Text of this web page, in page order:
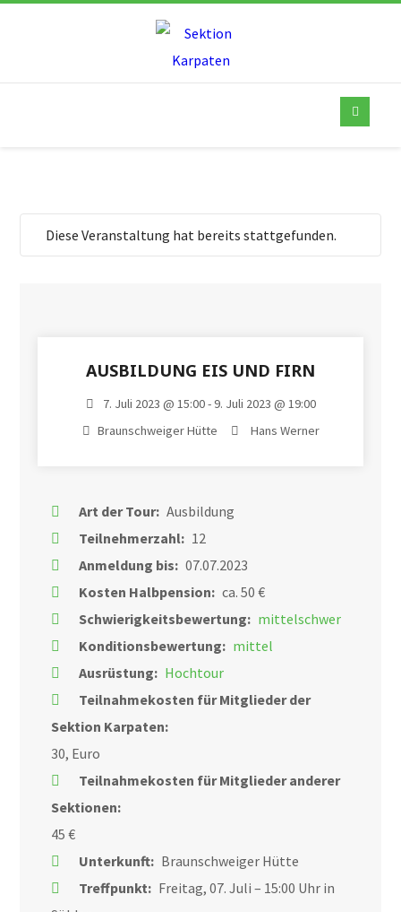
Diese Veranstaltung hat bereits stattgefunden.
AUSBILDUNG EIS UND FIRN
7. Juli 2023 @ 15:00 - 9. Juli 2023 @ 19:00
Braunschweiger Hütte
Hans Werner
Art der Tour: Ausbildung
Teilnehmerzahl: 12
Anmeldung bis: 07.07.2023
Kosten Halbpension: ca. 50 €
Schwierigkeitsbewertung: mittelschwer
Konditionsbewertung: mittel
Ausrüstung: Hochtour
Teilnahmekosten für Mitglieder der
Sektion Karpaten:
30, Euro
Teilnahmekosten für Mitglieder anderer
Sektionen:
45 €
Unterkunft: Braunschweiger Hütte
Treffpunkt: Freitag, 07. Juli – 15:00 Uhr in